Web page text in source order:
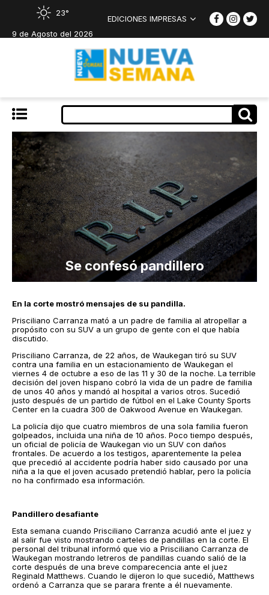
23°
9 de Agosto del 2026
EDICIONES IMPRESAS
Se confesó pandillero
En la corte mostró mensajes de su pandilla.
Prisciliano Carranza mató a un padre de familia al atropellar a
propósito con su SUV a un grupo de gente con el que había
discutido.
Prisciliano Carranza, de 22 años, de Waukegan tiró su SUV
contra una familia en un estacionamiento de Waukegan el
viernes 4 de octubre a eso de las 11 y 30 de la noche. La terrible
decisión del joven hispano cobró la vida de un padre de familia
de unos 40 años y mandó al hospital a varios otros. Sucedió
justo después de un partido de fútbol en el Lake County Sports
Center en la cuadra 300 de Oakwood Avenue en Waukegan.
La policía dijo que cuatro miembros de una sola familia fueron
golpeados, incluida una niña de 10 años. Poco tiempo después,
un oficial de policía de Waukegan vio un SUV con daños
frontales. De acuerdo a los testigos, aparentemente la pelea
que precedió al accidente podría haber sido causado por una
niña a la que el joven acusado pretendió hablar, pero la policía
no ha confirmado esa información.
Pandillero desafiante
Esta semana cuando Prisciliano Carranza acudió ante el juez y
al salir fue visto mostrando carteles de pandillas en la corte. El
personal del tribunal informó que vio a Prisciliano Carranza de
Waukegan mostrando letreros de pandillas cuando salió de la
corte después de una breve comparecencia ante el juez
Reginald Matthews. Cuando le dijeron lo que sucedió, Matthews
ordenó a Carranza que se parara frente a él nuevamente.